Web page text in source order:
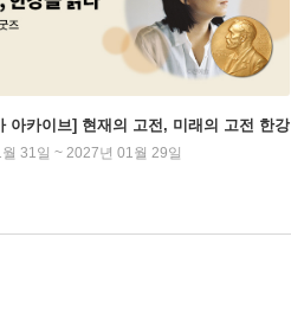
아카이브] 현재의 고전, 미래의 고전 한강
31일 ~ 2027년 01월 29일